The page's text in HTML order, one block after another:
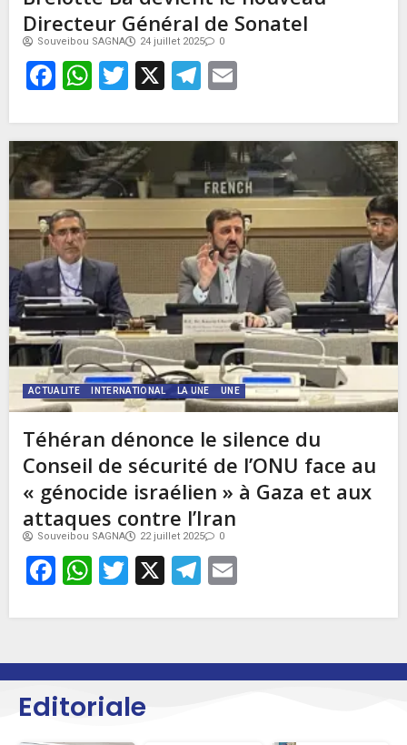
Directeur Général de Sonatel
Souveibou SAGNA 24 juillet 2025 0
Facebook
WhatsApp
Twitter
X Telegram
ACTUALITE INTERNATIONAL LA UNE UNE
Téhéran dénonce le silence du
Conseil de sécurité de l’ONU face au
« génocide israélien » à Gaza et aux
attaques contre l’Iran
Souveibou SAGNA 22 juillet 2025 0
Facebook
WhatsApp
Twitter
X Telegram
Editoriale